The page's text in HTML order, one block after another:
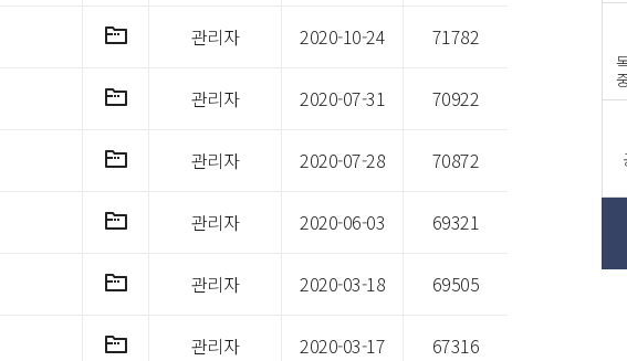
관리자 2020-10-24 71782
관리자 2020-07-31 70922
관리자 2020-07-28 70872
관리자 2020-06-03 69321
관리자 2020-03-18 69505
관리자 2020-03-17 67316